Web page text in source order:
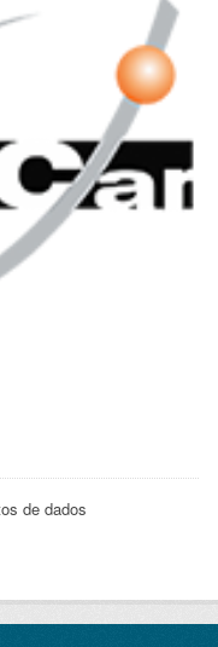
de dados